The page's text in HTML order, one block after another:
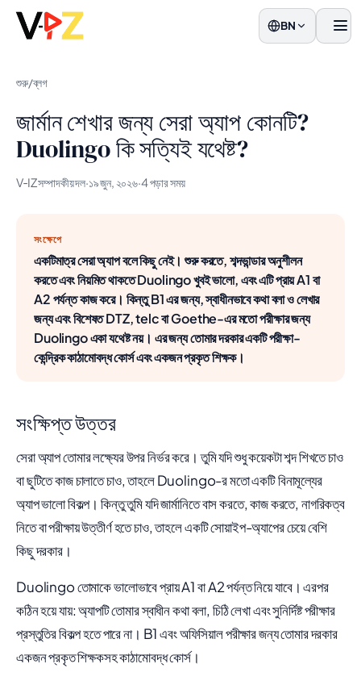
BN মেনু
শুরু/ব্লগ
জার্মান শেখার জন্য সেরা অ্যাপ কোনটি?
Duolingo কি সত্যিই যথেষ্ট?
V‑IZ সম্পাদকীয় দল·১৯ জুন, ২০২৬·4 পড়ার সময়
সংক্ষেপে
একটিমাত্র সেরা অ্যাপ বলে কিছু নেই। শুরু করতে, শব্দভান্ডার অনুশীলন
করতে এবং নিয়মিত থাকতে Duolingo খুবই ভালো, এবং এটি প্রায় A1 বা
A2 পর্যন্ত কাজ করে। কিন্তু B1 এর জন্য, স্বাধীনভাবে কথা বলা ও লেখার
জন্য এবং বিশেষত DTZ, telc বা Goethe-এর মতো পরীক্ষার জন্য
Duolingo একা যথেষ্ট নয়। এর জন্য তোমার দরকার একটি পরীক্ষা-
কেন্দ্রিক কাঠামোবদ্ধ কোর্স এবং একজন প্রকৃত শিক্ষক।
সংক্ষিপ্ত উত্তর
সেরা অ্যাপ তোমার লক্ষ্যের উপর নির্ভর করে। তুমি যদি শুধু কয়েকটা শব্দ শিখতে চাও
বা ছুটিতে কাজ চালাতে চাও, তাহলে Duolingo-র মতো একটি বিনামূল্যের
অ্যাপ ভালো বিকল্প। কিন্তু তুমি যদি জার্মানিতে বাস করতে, কাজ করতে, নাগরিকত্ব
নিতে বা পরীক্ষায় উত্তীর্ণ হতে চাও, তাহলে একটি সোয়াইপ-অ্যাপের চেয়ে বেশি
কিছু দরকার।
Duolingo তোমাকে ভালোভাবে প্রায় A1 বা A2 পর্যন্ত নিয়ে যাবে। এরপর
কঠিন হয়ে যায়: অ্যাপটি তোমার স্বাধীন কথা বলা, চিঠি লেখা এবং সুনির্দিষ্ট পরীক্ষার
প্রস্তুতির বিকল্প হতে পারে না। B1 এবং অফিসিয়াল পরীক্ষার জন্য তোমার দরকার
একজন প্রকৃত শিক্ষকসহ কাঠামোবদ্ধ কোর্স।